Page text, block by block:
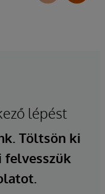
lépést
Töltsön ki
felvesszük